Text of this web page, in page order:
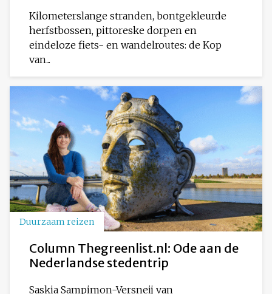
Kilometerslange stranden, bontgekleurde
herfstbossen, pittoreske dorpen en
eindeloze fiets- en wandelroutes: de Kop
van...
Duurzaam reizen
Column Thegreenlist.nl: Ode aan de
Nederlandse stedentrip
Saskia Sampimon-Versneij van